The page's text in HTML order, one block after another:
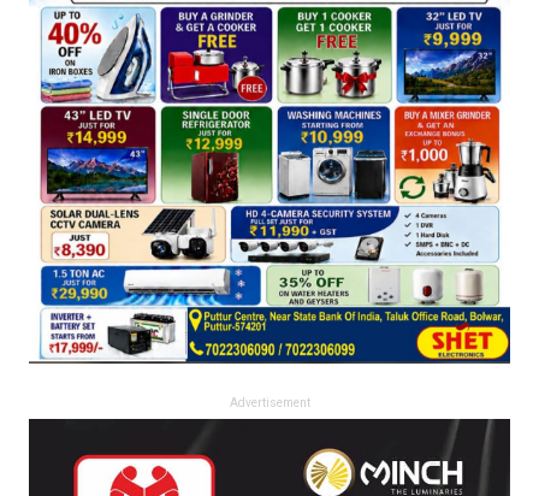
Advertisement